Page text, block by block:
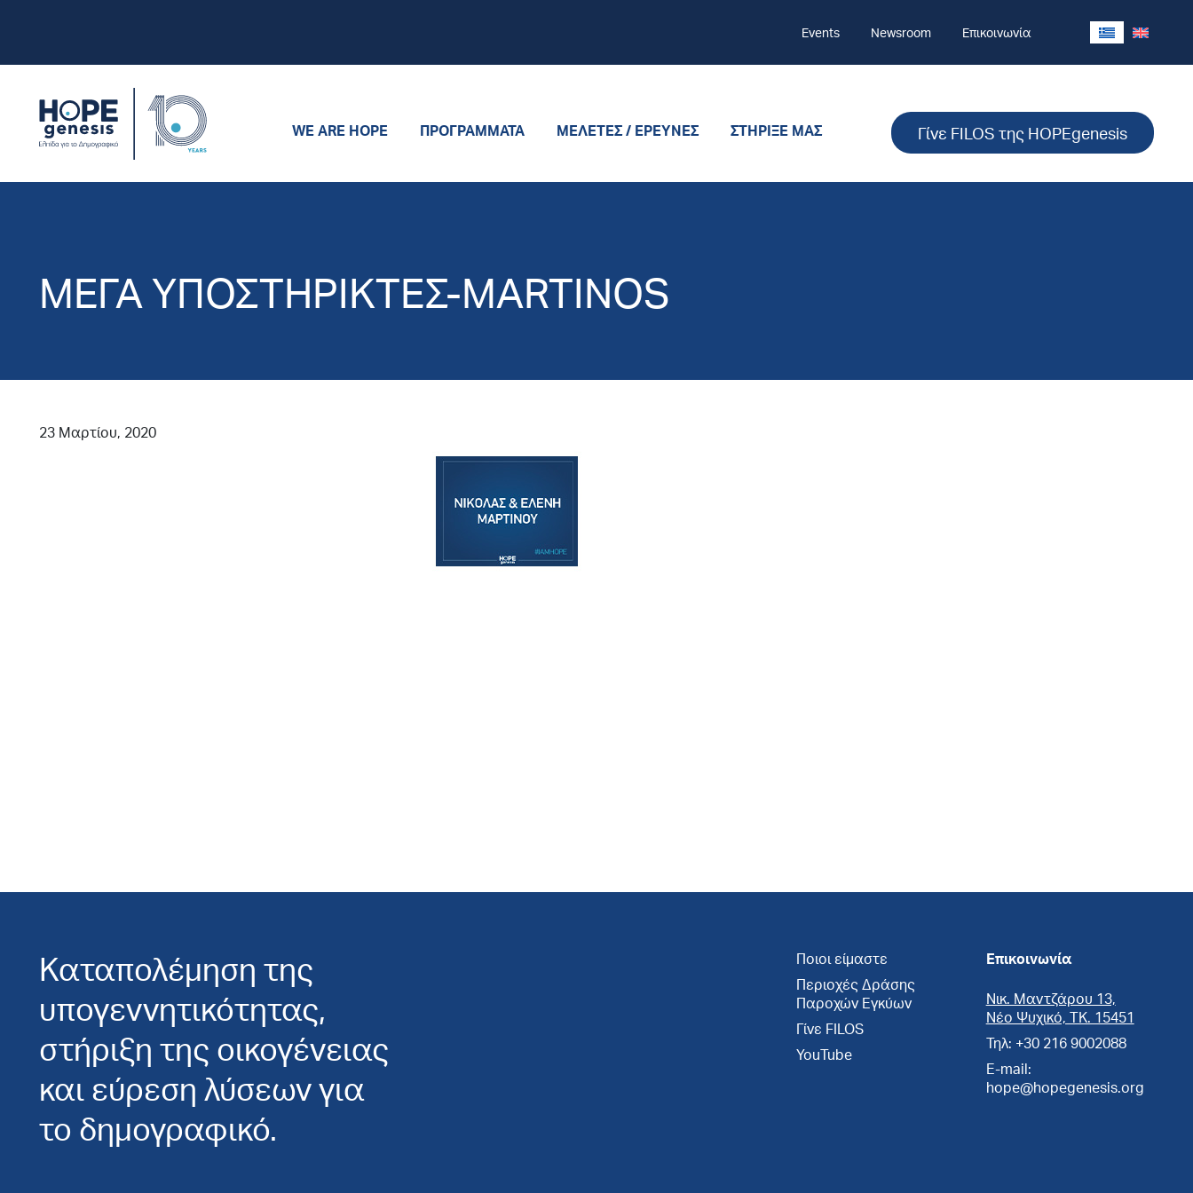
Events Newsroom Επικοινωνία
WE ARE HOPE ΠΡΟΓΡΆΜΜΑΤΑ ΜΕΛΈΤΕΣ / ΈΡΕΥΝΕΣ ΣΤΉΡΙΞΈ ΜΑΣ Γίνε FILOS της HOPEgenesis
ΜΕΓΑ ΥΠΟΣΤΗΡΙΚΤΕΣ-MARTINOS
23 Μαρτίου, 2020
Καταπολέμηση της
υπογεννητικότητας,
στήριξη της οικογένειας
και εύρεση λύσεων για
το δημογραφικό.
Ποιοι είμαστε
Περιοχές Δράσης
Παροχών Εγκύων
Γίνε FILOS
YouTube
Επικοινωνία
Νικ. Μαντζάρου 13,
Νέο Ψυχικό, ΤΚ. 15451
Τηλ: +30 216 9002088
E-mail:
hope@hopegenesis.org